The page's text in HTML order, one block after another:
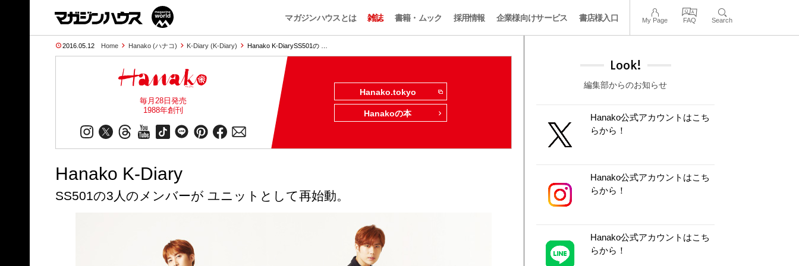
マガジンハウスとは 雑誌 書籍・ムック 採用情報 企業様向けサービス 書店様入口 My Page FAQ Search
2016.05.12 Home Hanako (ハナコ) K-Diary (K-Diary) Hanako K-DiarySS501の …
毎月28日発売
1988年創刊
Hanako.tokyo
Hanakoの本
Hanako K-Diary
SS501の3人のメンバーが ユニットとして再始動。
Look!
編集部からのお知らせ
Hanako公式アカウントはこち
らから！
Hanako公式アカウントはこち
らから！
Hanako公式アカウントはこち
らから！